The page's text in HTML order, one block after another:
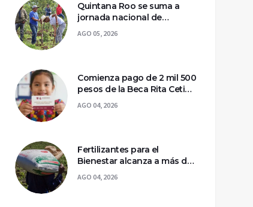
Quintana Roo se suma a
jornada nacional de
reforestación para
recuperar ecosistemas del
AGO 05, 2026
Comienza pago de 2 mil 500
pesos de la Beca Rita Cetina
para estudiantes de
primaria
AGO 04, 2026
Fertilizantes para el
Bienestar alcanza a más de
2 millones de productores
en México
AGO 04, 2026